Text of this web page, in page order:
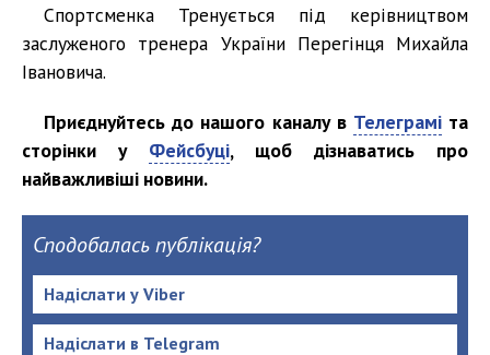
Спортсменка Тренується під керівництвом
заслуженого тренера України Перегінця Михайла
Івановича.
Приєднуйтесь до нашого каналу в Телеграміта
сторінки у Фейсбуці, щоб дізнаватись про
найважливіші новини.
Сподобалась публікація?
Надіслати у Viber
Надіслати в Telegram